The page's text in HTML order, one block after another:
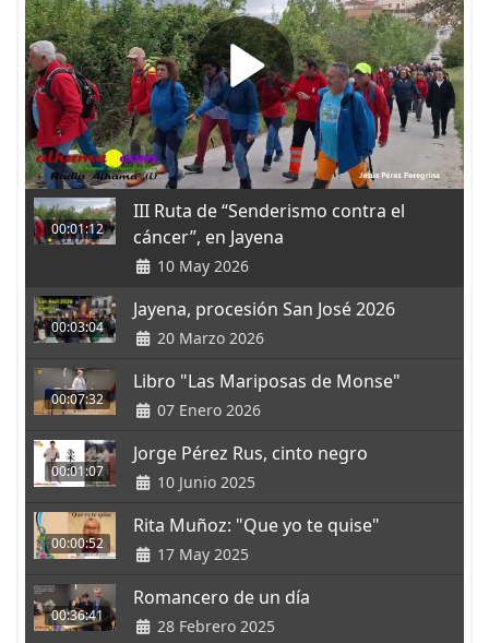
00:01:12
III Ruta de “Senderismo contra el
cáncer”, en Jayena
10 May 2026
00:03:04
Jayena, procesión San José 2026
20 Marzo 2026
00:07:32
Libro "Las Mariposas de Monse"
07 Enero 2026
00:01:07
Jorge Pérez Rus, cinto negro
10 Junio 2025
00:00:52
Rita Muñoz: "Que yo te quise"
17 May 2025
00:36:41
Romancero de un día
28 Febrero 2025